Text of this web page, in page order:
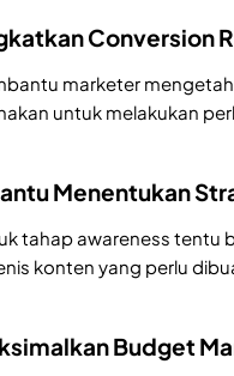
Conversion
marketer
untuk melakukan
Menentukan
tahap awareness tentu
konten yang perlu
Budget